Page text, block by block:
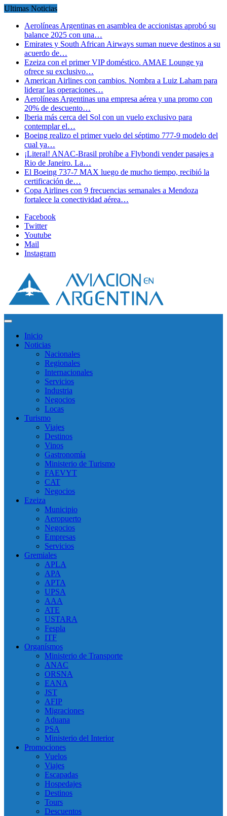
Ultimas Noticias
Aerolíneas Argentinas en asamblea de accionistas aprobó su
balance 2025 con una…
Emirates y South African Airways suman nueve destinos a su
acuerdo de…
Ezeiza con el primer VIP doméstico. AMAE Lounge ya
ofrece su exclusivo…
American Airlines con cambios. Nombra a Luiz Laham para
liderar las operaciones…
Aerolíneas Argentinas una empresa aérea y una promo con
20% de descuento…
Iberia más cerca del Sol con un vuelo exclusivo para
contemplar el…
Boeing realizo el primer vuelo del séptimo 777-9 modelo del
cual ya…
¡Literal! ANAC-Brasil prohíbe a Flybondi vender pasajes a
Rio de Janeiro. La…
El Boeing 737-7 MAX luego de mucho tiempo, recibió la
certificación de…
Copa Airlines con 9 frecuencias semanales a Mendoza
fortalece la conectividad aérea…
Facebook
Twitter
Youtube
Mail
Instagram
Inicio
Noticias
Nacionales
Regionales
Internacionales
Servicios
Industria
Negocios
Locas
Turismo
Viajes
Destinos
Vinos
Gastronomía
Ministerio de Turismo
FAEVYT
CAT
Negocios
Ezeiza
Municipio
Aeropuerto
Negocios
Empresas
Servicios
Gremiales
APLA
APA
APTA
UPSA
AAA
ATE
USTARA
Fespla
ITF
Organísmos
Ministerio de Transporte
ANAC
ORSNA
EANA
JST
AFIP
Migraciones
Aduana
PSA
Ministerio del Interior
Promociones
Vuelos
Viajes
Escapadas
Hospedajes
Destinos
Tours
Descuentos